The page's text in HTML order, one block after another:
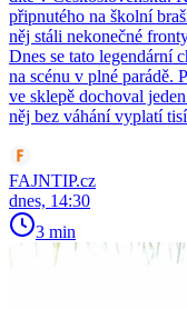
připnutého na školní
něj stáli nekonečné
Dnes se tato legendární
na scénu v plné parádě.
ve sklepě dochoval
něj bez váhání vyplatí
FAJNTIP.cz
dnes, 14:30
3 min